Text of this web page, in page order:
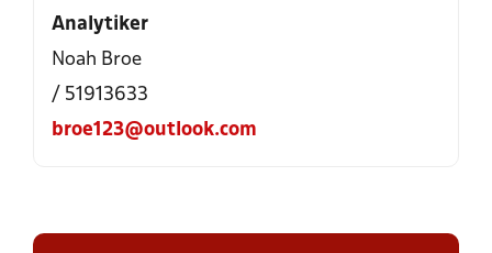
Analytiker
Noah Broe
/ 51913633
broe123@outlook.com